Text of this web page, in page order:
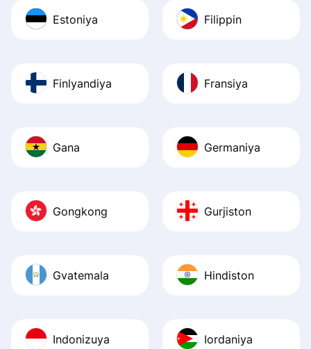
Estoniya Filippin
Finlyandiya Fransiya
Gana Germaniya
Gongkong Gurjiston
Gvatemala Hindiston
Indonizuya Iordaniya